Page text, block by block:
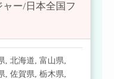
ー/日本全国フ
,北海道,富山県,
,佐賀県,栃木県,